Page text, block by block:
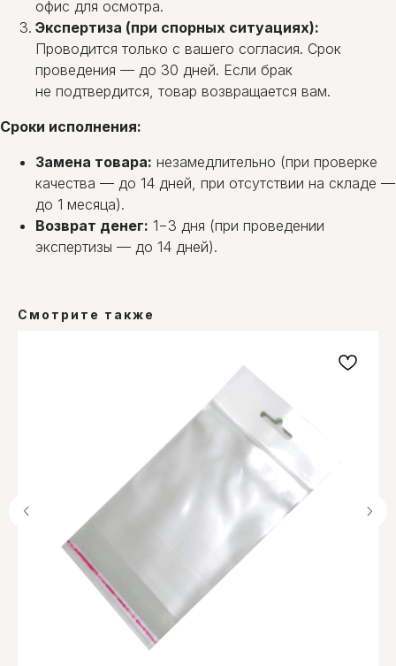
офис для осмотра.
Экспертиза (при спорных ситуациях):
Проводится только с вашего согласия. Срок
проведения — до 30 дней. Если брак
не подтвердится, товар возвращается вам.
Сроки исполнения:
Замена товара: незамедлительно (при проверке
качества — до 14 дней, при отсутствии на складе —
до 1 месяца).
Возврат денег: 1−3 дня (при проведении
экспертизы — до 14 дней).
Смотрите также